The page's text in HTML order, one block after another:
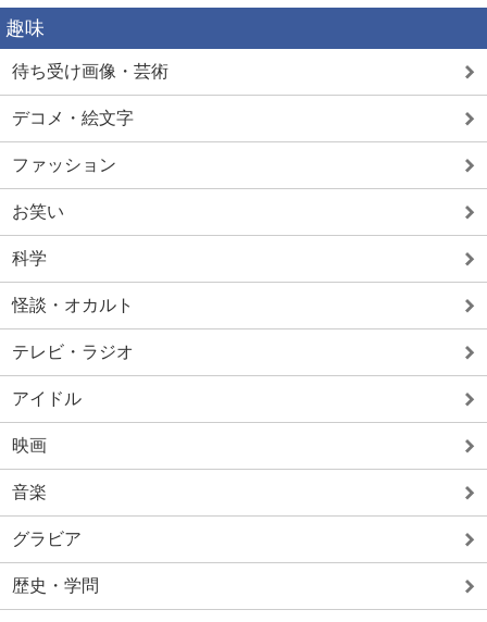
趣味
待ち受け画像・芸術
デコメ・絵文字
ファッション
お笑い
科学
怪談・オカルト
テレビ・ラジオ
アイドル
映画
音楽
グラビア
歴史・学問